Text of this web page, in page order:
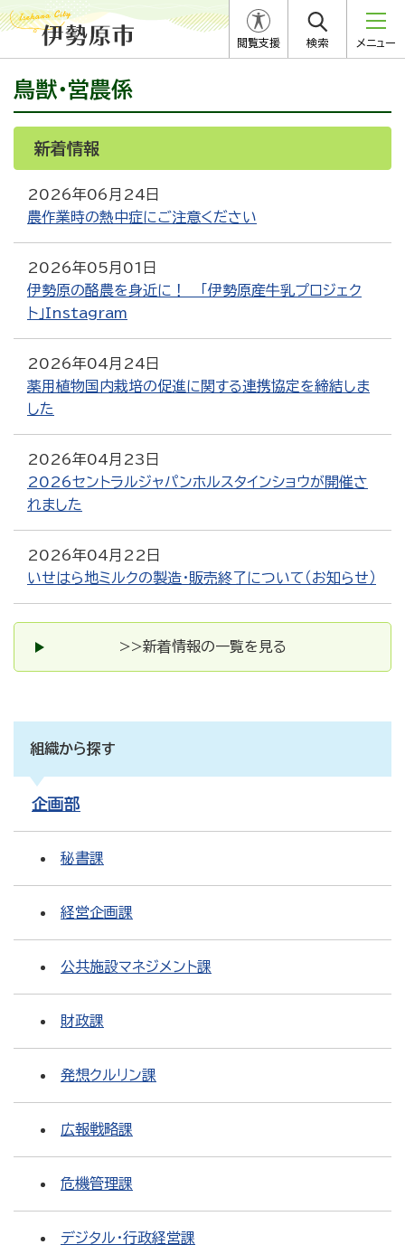
閲覧支援 検索 メニュー
鳥獣・営農係
新着情報
2026年06月24日
農作業時の熱中症にご注意ください
2026年05月01日
伊勢原の酪農を身近に！ 「伊勢原産牛乳プロジェク
ト」Instagram
2026年04月24日
薬用植物国内栽培の促進に関する連携協定を締結しま
した
2026年04月23日
2026セントラルジャパンホルスタインショウが開催さ
れました
2026年04月22日
いせはら地ミルクの製造・販売終了について（お知らせ）
>>新着情報の一覧を見る
組織から探す
企画部
秘書課
経営企画課
公共施設マネジメント課
財政課
発想クルリン課
広報戦略課
危機管理課
デジタル・行政経営課